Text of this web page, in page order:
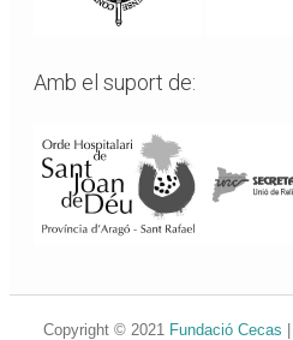
Amb el suport de:
Copyright © 2021 Fundació Cecas